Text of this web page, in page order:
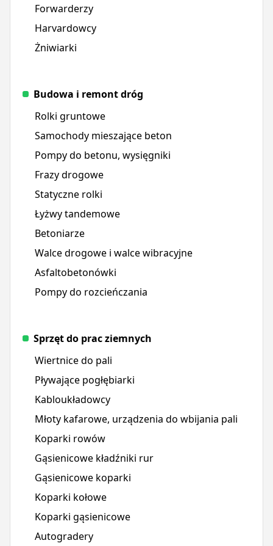
Forwarderzy
Harvardowcy
Żniwiarki
Budowa i remont dróg
Rolki gruntowe
Samochody mieszające beton
Pompy do betonu, wysięgniki
Frazy drogowe
Statyczne rolki
Łyżwy tandemowe
Betoniarze
Walce drogowe i walce wibracyjne
Asfaltobetonówki
Pompy do rozcieńczania
Sprzęt do prac ziemnych
Wiertnice do pali
Pływające pogłębiarki
Kabloukładowcy
Młoty kafarowe, urządzenia do wbijania pali
Koparki rowów
Gąsienicowe kładźniki rur
Gąsienicowe koparki
Koparki kołowe
Koparki gąsienicowe
Autogradery